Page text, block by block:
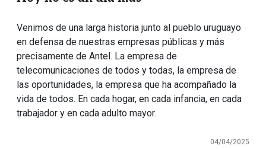
Venimos de una larga historia junto al pueblo uruguayo
en defensa de nuestras empresas públicas y más
precisamente de Antel. La empresa de
telecomunicaciones de todos y todas, la empresa de
las oportunidades, la empresa que ha acompañado la
vida de todos. En cada hogar, en cada infancia, en cada
trabajador y en cada adulto mayor.
04/04/2025